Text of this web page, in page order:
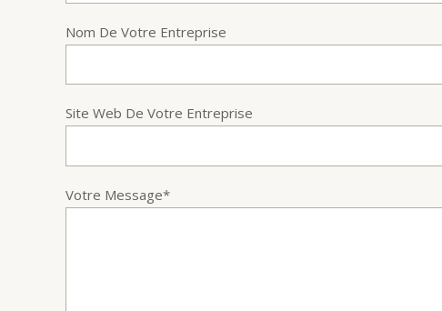
Nom De Votre Entreprise
Site Web De Votre Entreprise
Votre Message*